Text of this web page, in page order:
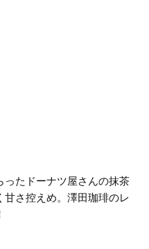
ったドーナツ屋さんの抹茶
さ控えめ。澤田珈琲のレ